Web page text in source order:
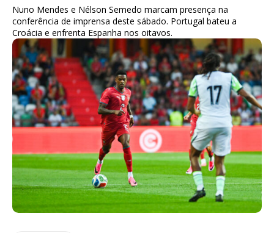
Nuno Mendes e Nélson Semedo marcam presença na
conferência de imprensa deste sábado. Portugal bateu a
Croácia e enfrenta Espanha nos oitavos.